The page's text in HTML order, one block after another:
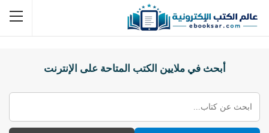
أبحث في ملايين الكتب المتاحة على الإنترنت